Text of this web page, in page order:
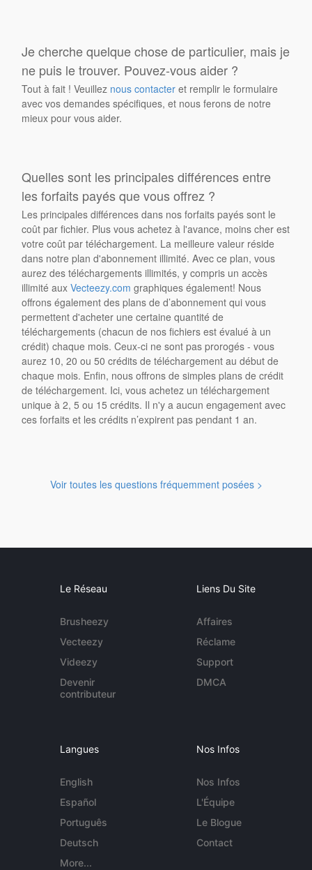
Je cherche quelque chose de particulier, mais je
ne puis le trouver. Pouvez-vous aider ?
Tout à fait ! Veuillez nous contacter et remplir le formulaire
avec vos demandes spécifiques, et nous ferons de notre
mieux pour vous aider.
Quelles sont les principales différences entre
les forfaits payés que vous offrez ?
Les principales différences dans nos forfaits payés sont le
coût par fichier. Plus vous achetez à l'avance, moins cher est
votre coût par téléchargement. La meilleure valeur réside
dans notre plan d'abonnement illimité. Avec ce plan, vous
aurez des téléchargements illimités, y compris un accès
illimité auxVecteezy.com graphiques également! Nous
offrons également des plans de d’abonnement qui vous
permettent d'acheter une certaine quantité de
téléchargements (chacun de nos fichiers est évalué à un
crédit) chaque mois. Ceux-ci ne sont pas prorogés - vous
aurez 10, 20 ou 50 crédits de téléchargement au début de
chaque mois. Enfin, nous offrons de simples plans de crédit
de téléchargement. Ici, vous achetez un téléchargement
unique à 2, 5 ou 15 crédits. Il n'y a aucun engagement avec
ces forfaits et les crédits n’expirent pas pendant 1 an.
Voir toutes les questions fréquemment posées >
Le Réseau
Brusheezy
Vecteezy
Videezy
Devenir
contributeur
Liens Du Site
Affaires
Réclame
Support
DMCA
Langues
English
Español
Português
Deutsch
More...
Nos Infos
Nos Infos
L'Équipe
Le Blogue
Contact